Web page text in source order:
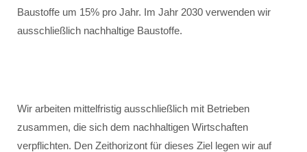
Baustoffe um 15% pro Jahr. Im Jahr 2030 verwenden wir
ausschließlich nachhaltige Baustoffe.
Wir arbeiten mittelfristig ausschließlich mit Betrieben
zusammen, die sich dem nachhaltigen Wirtschaften
verpflichten. Den Zeithorizont für dieses Ziel legen wir auf